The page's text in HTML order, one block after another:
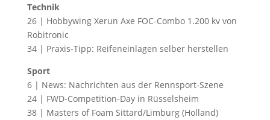
Technik
26 | Hobbywing Xerun Axe FOC-Combo 1.200 kv von
Robitronic
34 | Praxis-Tipp: Reifeneinlagen selber herstellen
Sport
6 | News: Nachrichten aus der Rennsport-Szene
24 | FWD-Competition-Day in Rüsselsheim
38 | Masters of Foam Sittard/Limburg (Holland)